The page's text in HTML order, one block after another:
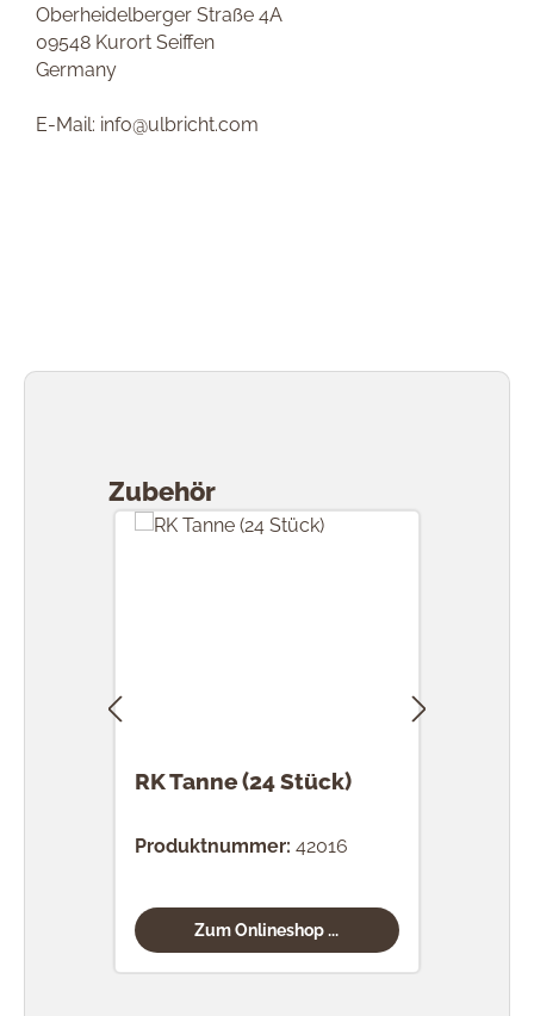
Oberheidelberger Straße 4A
09548 Kurort Seiffen
Germany
E-Mail: info@ulbricht.com
Zubehör
RK Tanne (24 Stück)
Produktnummer: 42016
Zum Onlineshop ...